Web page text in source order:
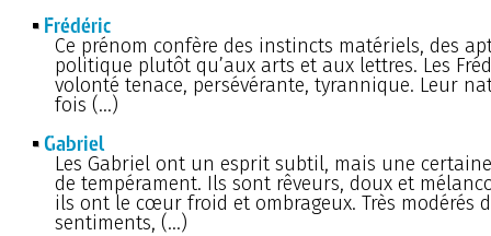
Frédéric
Ce prénom confère des instincts matériels, des
politique plutôt qu’aux arts et aux lettres. Les
volonté tenace, persévérante, tyrannique. Leur
fois (…)
Gabriel
Les Gabriel ont un esprit subtil, mais une
de tempérament. Ils sont rêveurs, doux et
ils ont le cœur froid et ombrageux. Très modérés
sentiments, (…)